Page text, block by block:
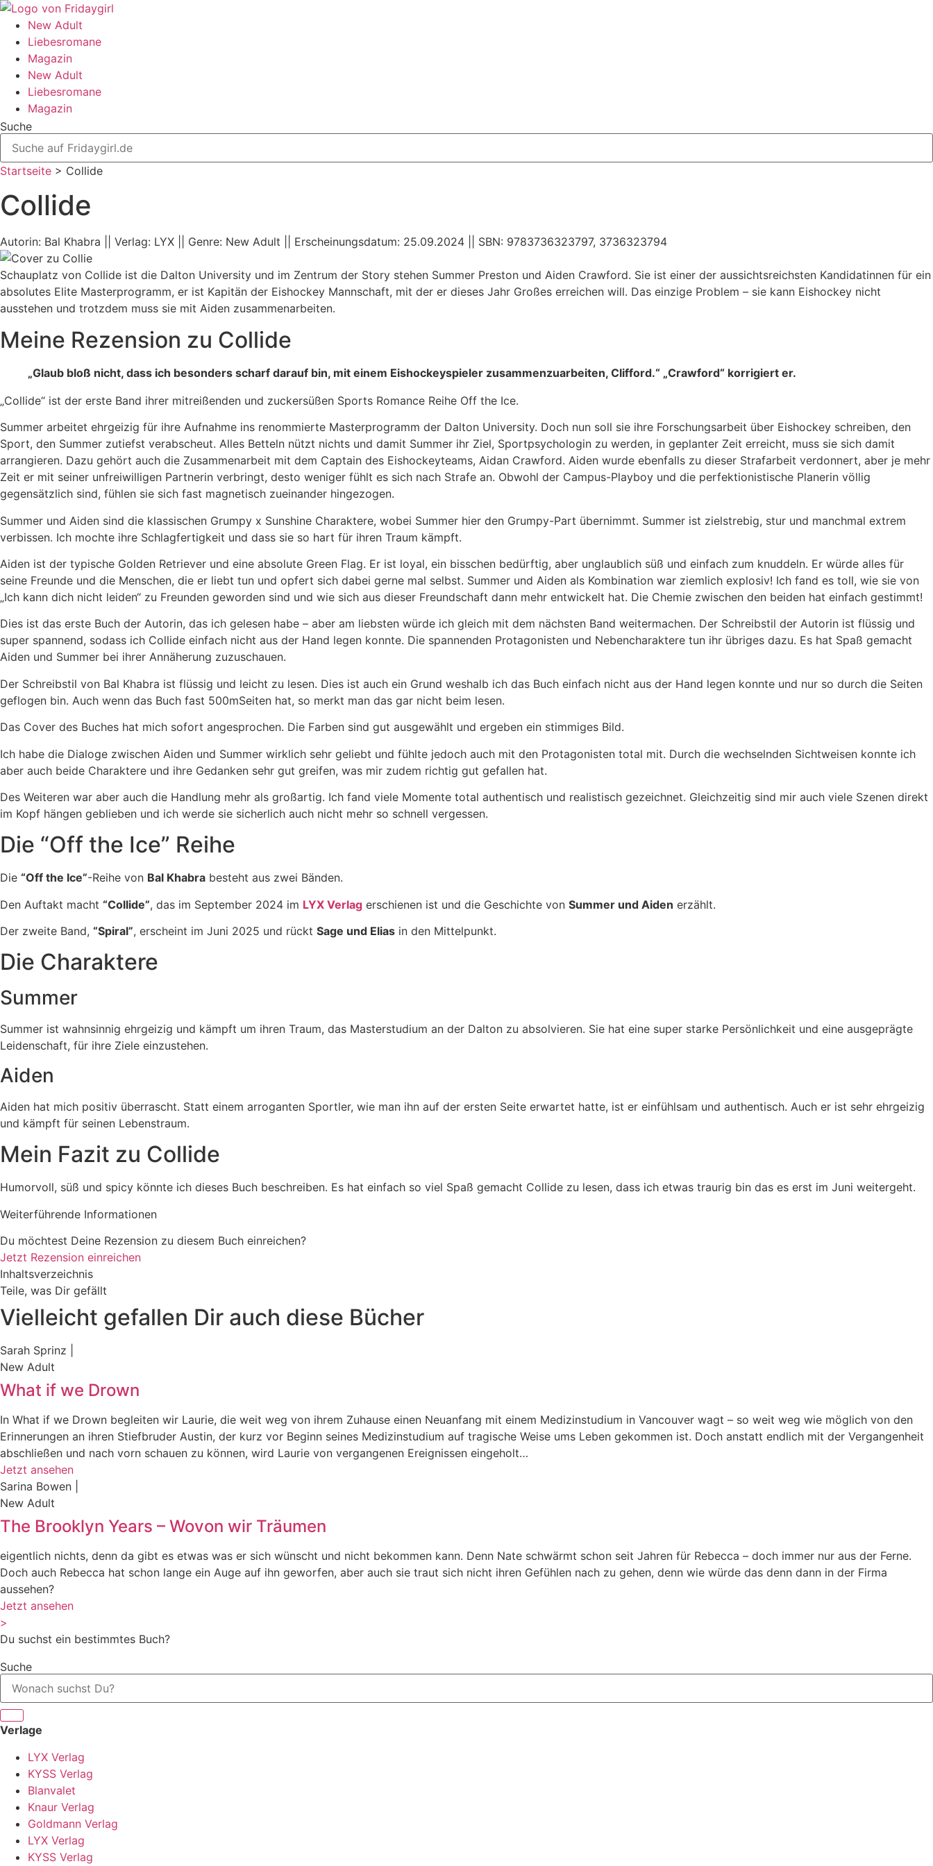
Zum
Inhalt
wechseln
New Adult
Liebesromane
Magazin
New Adult
Liebesromane
Magazin
Suche
Startseite > Collide
Collide
Autorin: Bal Khabra || Verlag: LYX || Genre: New Adult || Erscheinungsdatum: 25.09.2024 || SBN: 9783736323797, 3736323794
Schauplatz von Collide ist die Dalton University und im Zentrum der Story stehen Summer Preston und Aiden Crawford. Sie ist einer der aussichtsreichsten Kandidatinnen für ein
absolutes Elite Masterprogramm, er ist Kapitän der Eishockey Mannschaft, mit der er dieses Jahr Großes erreichen will. Das einzige Problem – sie kann Eishockey nicht
ausstehen und trotzdem muss sie mit Aiden zusammenarbeiten.
Meine Rezension zu Collide
„Glaub bloß nicht, dass ich besonders scharf darauf bin, mit einem Eishockeyspieler zusammenzuarbeiten, Clifford.“ „Crawford“ korrigiert er.
„Collide“ ist der erste Band ihrer mitreißenden und zuckersüßen Sports Romance Reihe Off the Ice.
Summer arbeitet ehrgeizig für ihre Aufnahme ins renommierte Masterprogramm der Dalton University. Doch nun soll sie ihre Forschungsarbeit über Eishockey schreiben, den
Sport, den Summer zutiefst verabscheut. Alles Betteln nützt nichts und damit Summer ihr Ziel, Sportpsychologin zu werden, in geplanter Zeit erreicht, muss sie sich damit
arrangieren. Dazu gehört auch die Zusammenarbeit mit dem Captain des Eishockeyteams, Aidan Crawford. Aiden wurde ebenfalls zu dieser Strafarbeit verdonnert, aber je mehr
Zeit er mit seiner unfreiwilligen Partnerin verbringt, desto weniger fühlt es sich nach Strafe an. Obwohl der Campus-Playboy und die perfektionistische Planerin völlig
gegensätzlich sind, fühlen sie sich fast magnetisch zueinander hingezogen.
Summer und Aiden sind die klassischen Grumpy x Sunshine Charaktere, wobei Summer hier den Grumpy-Part übernimmt. Summer ist zielstrebig, stur und manchmal extrem
verbissen. Ich mochte ihre Schlagfertigkeit und dass sie so hart für ihren Traum kämpft.
Aiden ist der typische Golden Retriever und eine absolute Green Flag. Er ist loyal, ein bisschen bedürftig, aber unglaublich süß und einfach zum knuddeln. Er würde alles für
seine Freunde und die Menschen, die er liebt tun und opfert sich dabei gerne mal selbst. Summer und Aiden als Kombination war ziemlich explosiv! Ich fand es toll, wie sie von
„Ich kann dich nicht leiden“ zu Freunden geworden sind und wie sich aus dieser Freundschaft dann mehr entwickelt hat. Die Chemie zwischen den beiden hat einfach gestimmt!
Dies ist das erste Buch der Autorin, das ich gelesen habe – aber am liebsten würde ich gleich mit dem nächsten Band weitermachen. Der Schreibstil der Autorin ist flüssig und
super spannend, sodass ich Collide einfach nicht aus der Hand legen konnte. Die spannenden Protagonisten und Nebencharaktere tun ihr übriges dazu. Es hat Spaß gemacht
Aiden und Summer bei ihrer Annäherung zuzuschauen.
Der Schreibstil von Bal Khabra ist flüssig und leicht zu lesen. Dies ist auch ein Grund weshalb ich das Buch einfach nicht aus der Hand legen konnte und nur so durch die Seiten
geflogen bin. Auch wenn das Buch fast 500mSeiten hat, so merkt man das gar nicht beim lesen.
Das Cover des Buches hat mich sofort angesprochen. Die Farben sind gut ausgewählt und ergeben ein stimmiges Bild.
Ich habe die Dialoge zwischen Aiden und Summer wirklich sehr geliebt und fühlte jedoch auch mit den Protagonisten total mit. Durch die wechselnden Sichtweisen konnte ich
aber auch beide Charaktere und ihre Gedanken sehr gut greifen, was mir zudem richtig gut gefallen hat.
Des Weiteren war aber auch die Handlung mehr als großartig. Ich fand viele Momente total authentisch und realistisch gezeichnet. Gleichzeitig sind mir auch viele Szenen direkt
im Kopf hängen geblieben und ich werde sie sicherlich auch nicht mehr so schnell vergessen.
Die “Off the Ice” Reihe
Die “Off the Ice”-Reihe von Bal Khabra besteht aus zwei Bänden.
Den Auftakt macht “Collide”, das im September 2024 im LYX Verlag erschienen ist und die Geschichte von Summer und Aiden erzählt.
Der zweite Band, “Spiral”, erscheint im Juni 2025 und rückt Sage und Elias in den Mittelpunkt.
Die Charaktere
Summer
Summer ist wahnsinnig ehrgeizig und kämpft um ihren Traum, das Masterstudium an der Dalton zu absolvieren. Sie hat eine super starke Persönlichkeit und eine ausgeprägte
Leidenschaft, für ihre Ziele einzustehen.
Aiden
Aiden hat mich positiv überrascht. Statt einem arroganten Sportler, wie man ihn auf der ersten Seite erwartet hatte, ist er einfühlsam und authentisch. Auch er ist sehr ehrgeizig
und kämpft für seinen Lebenstraum.
Mein Fazit zu Collide
Humorvoll, süß und spicy könnte ich dieses Buch beschreiben. Es hat einfach so viel Spaß gemacht Collide zu lesen, dass ich etwas traurig bin das es erst im Juni weitergeht.
Weiterführende Informationen
Du möchtest Deine Rezension zu diesem Buch einreichen?
Jetzt Rezension einreichen
Inhaltsverzeichnis
Teile, was Dir gefällt
Vielleicht gefallen Dir auch diese Bücher
Sarah Sprinz |
New Adult
What if we Drown
In What if we Drown begleiten wir Laurie, die weit weg von ihrem Zuhause einen Neuanfang mit einem Medizinstudium in Vancouver wagt – so weit weg wie möglich von den
Erinnerungen an ihren Stiefbruder Austin, der kurz vor Beginn seines Medizinstudium auf tragische Weise ums Leben gekommen ist. Doch anstatt endlich mit der Vergangenheit
abschließen und nach vorn schauen zu können, wird Laurie von vergangenen Ereignissen eingeholt…
Jetzt ansehen
Sarina Bowen |
New Adult
The Brooklyn Years – Wovon wir Träumen
eigentlich nichts, denn da gibt es etwas was er sich wünscht und nicht bekommen kann. Denn Nate schwärmt schon seit Jahren für Rebecca – doch immer nur aus der Ferne.
Doch auch Rebecca hat schon lange ein Auge auf ihn geworfen, aber auch sie traut sich nicht ihren Gefühlen nach zu gehen, denn wie würde das denn dann in der Firma
aussehen?
Jetzt ansehen
>
Du suchst ein bestimmtes Buch?
Suche
Verlage
LYX Verlag
KYSS Verlag
Blanvalet
Knaur Verlag
Goldmann Verlag
LYX Verlag
KYSS Verlag